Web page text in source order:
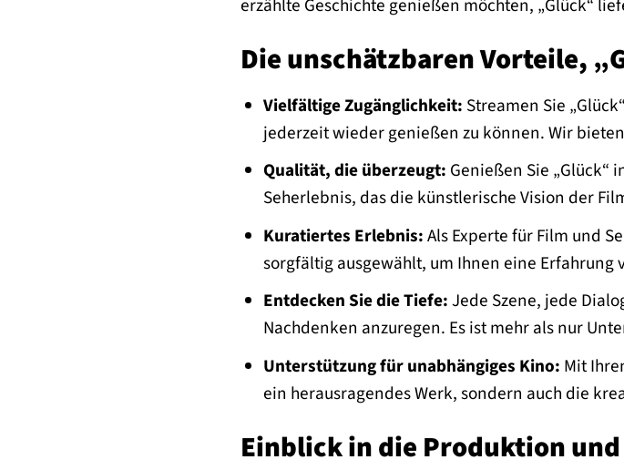
erzählte Geschichte genießen möchten, „Glück“
Die unschätzbaren Vorteile,
Vielfältige Zugänglichkeit: Streamen Sie
jederzeit wieder genießen zu können. Wir
Qualität, die überzeugt: Genießen Sie
Seherlebnis, das die künstlerische Vision der
Kuratiertes Erlebnis:Als Experte für Film und
sorgfältig ausgewählt, um Ihnen eine
Entdecken Sie die Tiefe:Jede Szene, jede
Nachdenken anzuregen. Es ist mehr als nur
Unterstützung für unabhängiges Kino: Mit
ein herausragendes Werk, sondern auch die
Einblick in die Produktion